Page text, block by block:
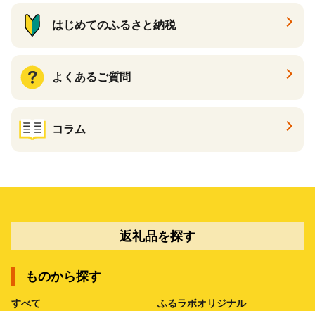
はじめてのふるさと納税
よくあるご質問
コラム
返礼品を探す
ものから探す
すべて ふるラボオリジナル